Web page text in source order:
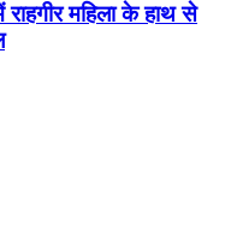
राहगीर महिला के हाथ से